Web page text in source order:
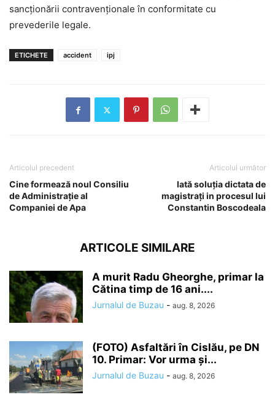
sancţionării contravenţionale în conformitate cu
prevederile legale.
ETICHETE accident ipj
Articolul precedent
Cine formează noul Consiliu
de Administrație al
Companiei de Apa
Articolul următor
Iată soluția dictata de
magistrați in procesul lui
Constantin Boscodeala
ARTICOLE SIMILARE
A murit Radu Gheorghe, primar la
Cătina timp de 16 ani....
Jurnalul de Buzau - aug. 8, 2026
(FOTO) Asfaltări în Cislău, pe DN
10. Primar: Vor urma și...
Jurnalul de Buzau - aug. 8, 2026